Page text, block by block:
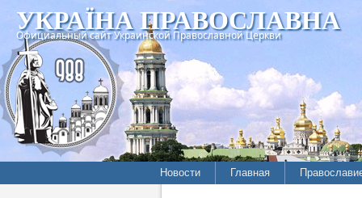
УКРАЇНА ПРАВОСЛАВНА
Официальный сайт Украинской Православной Церкви
Новости Главная